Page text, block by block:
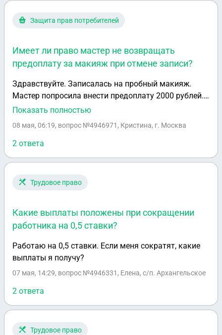
они? Защита прав потребителей
Имеет ли право мастер не возвращать
предоплату за макияж при отмене записи?
Здравствуйте. Записалась на пробный макияж.
Мастер попросила внести предоплату 2000 рублей.
Нигде не было сказано, что при отмене записи
определенный день и время. Спустя сутки она мне
пишет и просит перенести запись. Меня это не
устраивает. Я прошу отменить запись и вернуть
меня принять в изначальное оговоренное время. Но
так же меня подведет. В итоге предоплату она
отказывается отдавать. Говорит, что из-за меня
студии и за консультацию оплату. Хотя никакой
консультации не было 2000 не такая большая
сумма , чтоб сейчас требовать ее вернуть, но все
таки подскажите имеет ли право мастер не
Показать полностью
08 мая, 06:19, вопрос №4946971, Кристина, г. Москва
2 ответа
Трудовое право
Какие выплаты положены при сокращении
работника на 0,5 ставки?
Работаю на 0,5 ставки. Если меня сократят, какие
выплаты я получу?
07 мая, 14:29, вопрос №4946331, Елена, с/п. Архангельское
2 ответа
Трудовое право